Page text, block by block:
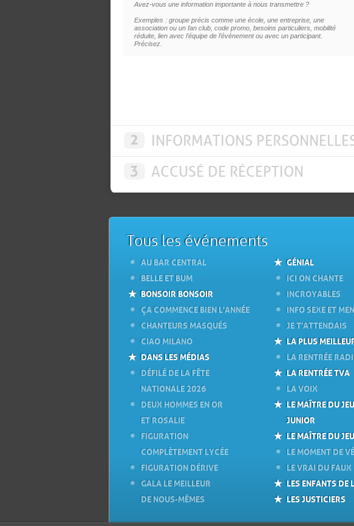
Avez-vous une information importante à nous transmettre ?
Exemples : groupe précis comme une école, une entreprise, une
association ou un fan club, code promo, besoins particuliers, mobilité
réduite, lien avec l’équipe de l’événement ou avec un participant.
Précisez.
2 INFORMATIONS
3 ACCUSÉ DE RÉCEPTION
Tous les événements
AU BAR CENTRAL
BELLE ET BUM
BONSOIR BONSOIR
ÇA COMMENCE BIEN L'ANNÉE
CHANTEURS MASQUÉS
CIAO MILANO
DANS LES MÉDIAS
DÉFILÉ DE LA FÊTE
NATIONALE 2026
DEUX HOMMES EN OR
ET ROSALIE
FIGURATION
COMPLÈTEMENT LYCÉE
FIGURATION DÉRIVE
GALA LE MEILLEUR
DE NOUS-MÊMES
GÉNIAL
ICI ON CHANTE
INCROYABLES
INFO SEXE ET
JE T'ATTENDAIS
LA PLUS
LA RENTRÉE
LA RENTRÉE TVA
LA VOIX
LE MAÎTRE DU JEU
JUNIOR
LE MAÎTRE DU JEU
LE MOMENT DE
LE VRAI DU FAUX
LES ENFANTS DE
LES JUSTICIERS